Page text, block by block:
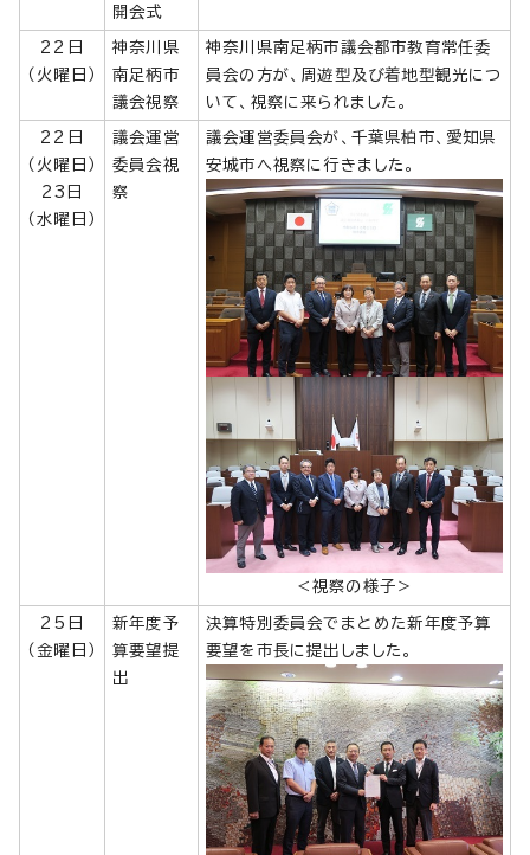
開会式
22日
（火曜日）
神奈川県
南足柄市
議会視察
神奈川県南足柄市議会都市教育常任委
員会の方が、周遊型及び着地型観光につ
いて、視察に来られました。
22日
（火曜日）
23日
（水曜日）
議会運営
委員会視
察
議会運営委員会が、千葉県柏市、愛知県
安城市へ視察に行きました。
＜視察の様子＞
25日
（金曜日）
新年度予
算要望提
出
決算特別委員会でまとめた新年度予算
要望を市長に提出しました。